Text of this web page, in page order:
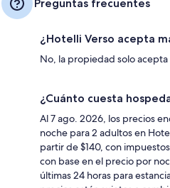
Preguntas frecuentes
¿Hotelli Verso acepta
No, la propiedad solo acepta
¿Cuánto cuesta
Al 7 ago. 2026, los precios
noche para 2 adultos en
partir de $140, con
con base en el precio por
últimas 24 horas para